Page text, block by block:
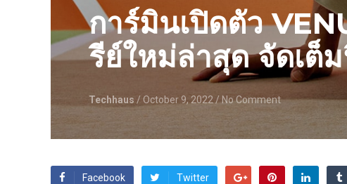
การ์มินเปิดตัว
รีย์ใหม่ล่าสุด จัดเต็
Techhaus / October 9, 2022 / No Comment
Facebook Twitter